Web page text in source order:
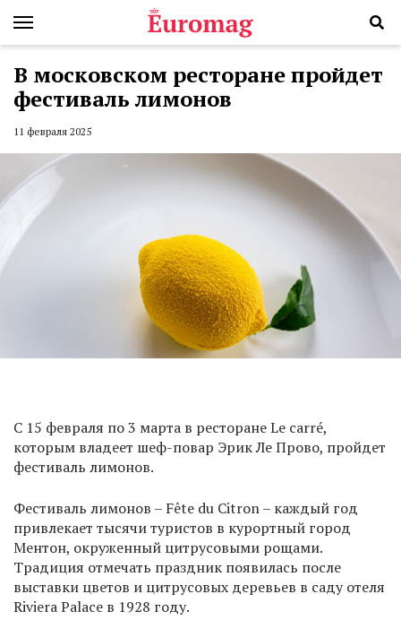
В московском ресторане пройдет
фестиваль лимонов
11 февраля 2025
С 15 февраля по 3 марта в ресторане Le carré,
которым владеет шеф-повар Эрик Ле Прово, пройдет
фестиваль лимонов.
Фестиваль лимонов – Fête du Citron – каждый год
привлекает тысячи туристов в курортный город
Ментон, окруженный цитрусовыми рощами.
Традиция отмечать праздник появилась после
выставки цветов и цитрусовых деревьев в саду отеля
Riviera Palace в 1928 году.